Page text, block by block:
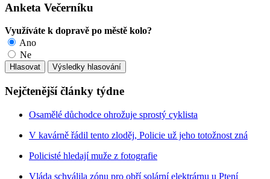
Anketa Večerníku
Využíváte k dopravě po městě kolo?
Ano
Ne
Nejčtenější články týdne
Osamělé důchodce ohrožuje sprostý cyklista
V kavárně řádil tento zloděj, Policie už jeho totožnost zná
Policisté hledají muže z fotografie
Vláda schválila zónu pro obří solární elektrárnu u Ptení